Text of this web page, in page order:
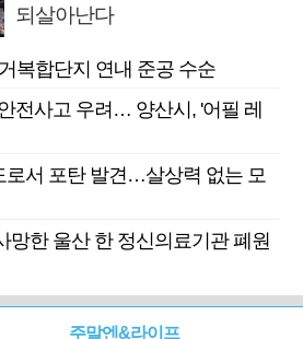
되살아난다
복합단지 연내 준공 수순
전사고 우려… 양산시, '어필 레
로서 포탄 발견…살상력 없는 모
망한 울산 한 정신의료기관 폐원
주말엔&라이프